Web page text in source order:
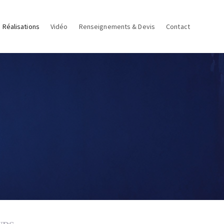
Réalisations Vidéo Renseignements & Devis Contact